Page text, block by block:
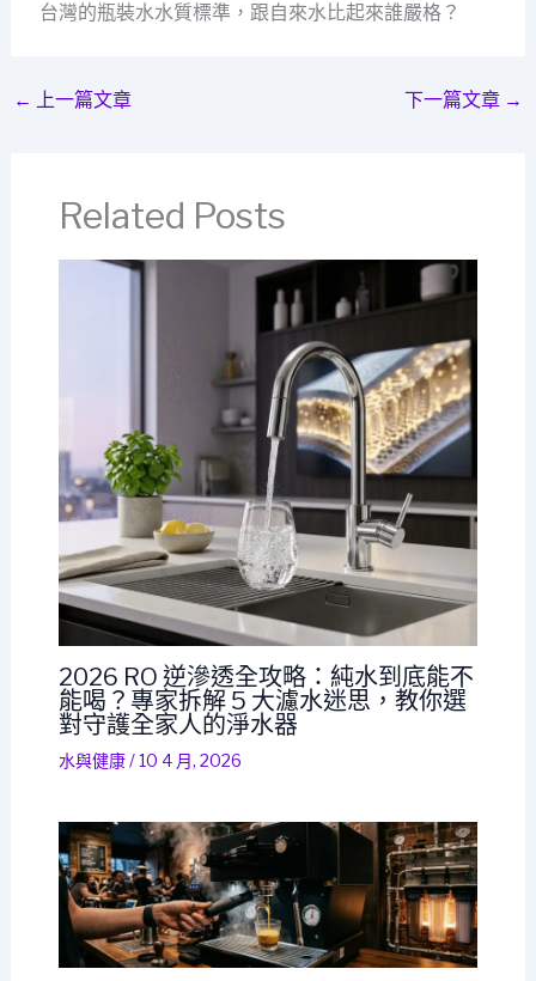
台灣的瓶裝水水質標準，跟自來水比起來誰嚴格？
← 上一篇文章 下一篇文章 →
Related Posts
2026 RO 逆滲透全攻略：純水到底能不
能喝？專家拆解 5 大濾水迷思，教你選
對守護全家人的淨水器
水與健康/10 4 月, 2026